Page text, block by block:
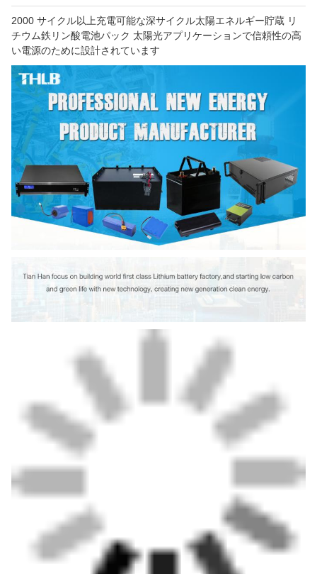
2000 サイクル以上充電可能な深サイクル太陽エネルギー貯蔵 リ
チウム鉄リン酸電池パック 太陽光アプリケーションで信頼性の高
い電源のために設計されています